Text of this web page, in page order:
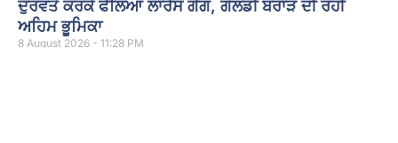
ਦੁਰਵਤੋਂ ਕਰਕੇ ਫੈਲਿਆ ਲਾਰੈਂਸ ਗੈਂਗ, ਗੋਲਡੀ ਬਰਾੜ ਦੀ ਰਹੀ
ਅਹਿਮ ਭੂਮਿਕਾ
8 August 2026 - 11:28 PM